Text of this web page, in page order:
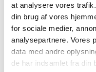
at analysere vores
din brug af vores
for sociale medier,
analysepartnere. Vores
data med andre
de har indsamlet fra din
Med fotoside - upload
Upload dit billede her